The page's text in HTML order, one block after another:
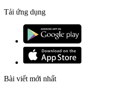
Tải ứng dụng
Bài viết mới nhất